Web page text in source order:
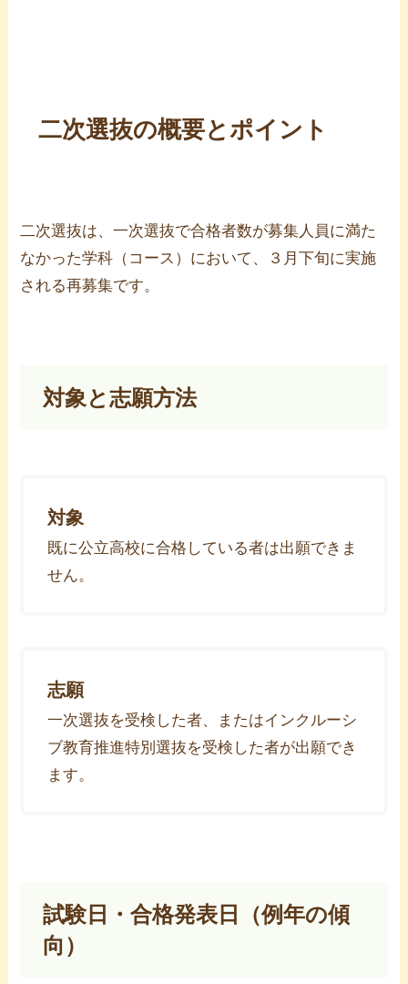
二次選抜の概要とポイント
二次選抜は、一次選抜で合格者数が募集人員に満た
なかった学科（コース）において、３月下旬に実施
される再募集です。
対象と志願方法
対象
既に公立高校に合格している者は出願できま
せん。
志願
一次選抜を受検した者、またはインクルーシ
ブ教育推進特別選抜を受検した者が出願でき
ます。
試験日・合格発表日（例年の傾
向）